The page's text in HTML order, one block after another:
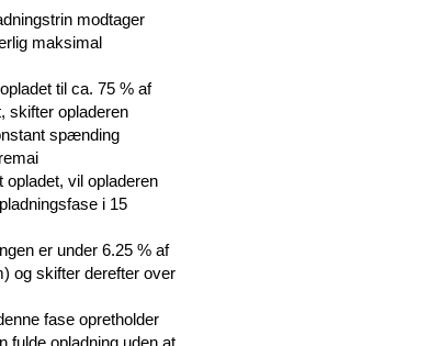
modtager
maksimal
til ca. 75 % af
skifter opladeren
spænding
opladet, vil opladeren
i 15
er under 6.25 % af
og skifter derefter over
fase opretholder
fulde opladning uden at